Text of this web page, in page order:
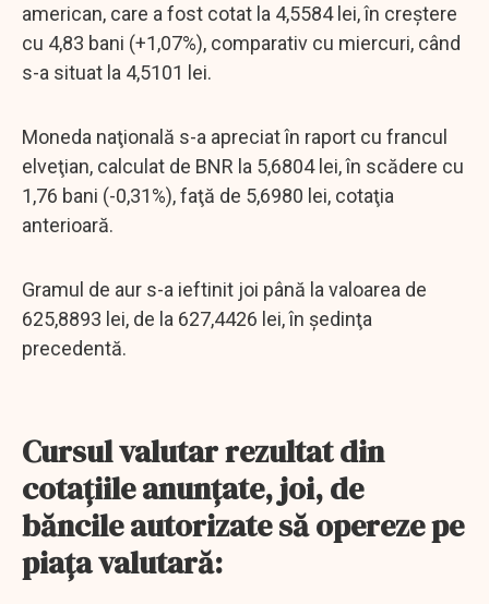
american, care a fost cotat la 4,5584 lei, în creştere
cu 4,83 bani (+1,07%), comparativ cu miercuri, când
s-a situat la 4,5101 lei.
Moneda naţională s-a apreciat în raport cu francul
elveţian, calculat de BNR la 5,6804 lei, în scădere cu
1,76 bani (-0,31%), faţă de 5,6980 lei, cotaţia
anterioară.
Gramul de aur s-a ieftinit joi până la valoarea de
625,8893 lei, de la 627,4426 lei, în şedinţa
precedentă.
Cursul valutar rezultat din
cotaţiile anunţate, joi, de
băncile autorizate să opereze pe
piaţa valutară: